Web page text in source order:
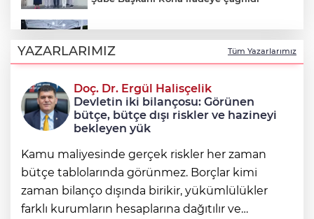
Şadi Özdemir, Esentepeliler’i dinledi
Nilüfer’de kaldırımlar temizlendi
YAZARLARIMIZ Tüm Yazarlarımız
Doç. Dr. Ergül Halisçelik
Devletin iki bilançosu: Görünen
bütçe, bütçe dışı riskler ve hazineyi
bekleyen yük
Kamu maliyesinde gerçek riskler her zaman
bütçe tablolarında görünmez. Borçlar kimi
zaman bilanço dışında birikir, yükümlülükler
farklı kurumların hesaplarına dağıtılır ve